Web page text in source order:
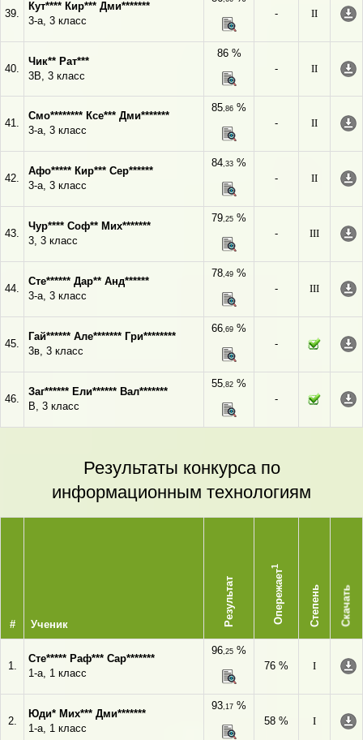
39.
Кут**** Кир*** Дми*******
3-а, 3 класс
-
II
40.
Чик** Рат***
3В, 3 класс
86 %
-
II
41.
Смо******** Ксе*** Дми*******
3-а, 3 класс
85,86 %
-
II
42.
Афо***** Кир*** Сер******
3-а, 3 класс
84,33 %
-
II
43.
Чур**** Соф** Мих*******
3, 3 класс
79,25 %
-
III
44.
Сте****** Дар** Анд******
3-а, 3 класс
78,49 %
-
III
45.
Гай****** Але******* Гри********
3в, 3 класс
66,69 %
-
46.
Заг****** Ели****** Вал*******
В, 3 класс
55,82 %
-
Результаты конкурса по
информационным технологиям
# Ученик Результат Опережает
1
Степень Скачать
1.
Сте***** Раф*** Сар*******
1-а, 1 класс
96,25 %
76 %
I
2.
Юди* Мих*** Дми*******
1-а, 1 класс
93,17 %
58 %
I